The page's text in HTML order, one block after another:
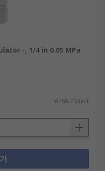
-, 1/4 in 0.05 MPa
₩268.20/unit